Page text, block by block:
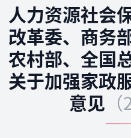
人力资源社会
改革委、商务
农村部、全国
关于加强家政
意见